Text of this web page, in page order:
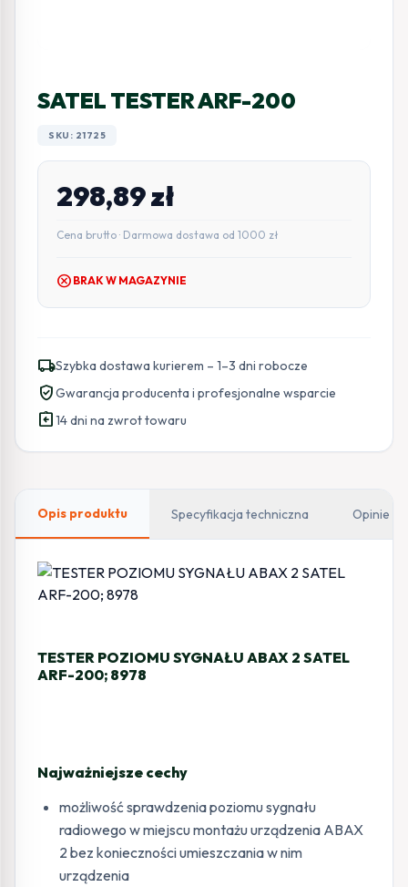
SATEL TESTER ARF-200
SKU: 21725
298,89zł
Cena brutto · Darmowa dostawa od 1000 zł
cancel BRAK W MAGAZYNIE
local_shippingSzybka dostawa kurierem – 1–3 dni robocze
verified_userGwarancja producenta i profesjonalne wsparcie
assignment_return14 dni na zwrot towaru
Opis produktu Specyfikacja techniczna Opinie
TESTER POZIOMU SYGNAŁU ABAX 2 SATEL
ARF-200; 8978
Najważniejsze cechy
możliwość sprawdzenia poziomu sygnału
radiowego w miejscu montażu urządzenia ABAX
2 bez konieczności umieszczania w nim
urządzenia